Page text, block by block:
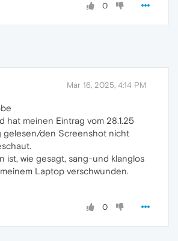
0
Mar 16, 2025, 4:14 PM
hat meinen Eintrag vom 28.1.25
gelesen/den Screenshot nicht
ist, wie gesagt, sang-und klanglos
Laptop verschwunden.
0